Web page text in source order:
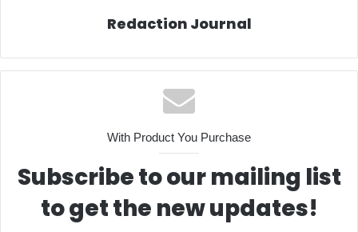
Redaction Journal
With Product You Purchase
Subscribe to our mailing list
to get the new updates!